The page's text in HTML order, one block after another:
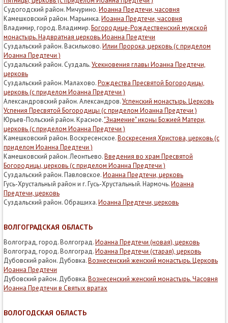
Судогодский район. Мичурино.Иоанна Предтечи, часовня
Камешковский район. Марьинка.Иоанна Предтечи, часовня
Владимир, город. Владимир.Богородице-Рождественский мужской
монастырь. Надвратная церковь Иоанна Предтечи
Суздальский район. Васильково.Илии Пророка, церковь (с приделом
Иоанна Предтечи )
Суздальский район. Суздаль.Усекновения главы Иоанна Предтечи,
церковь
Суздальский район. Малахово.Рождества Пресвятой Богородицы,
церковь (с приделом Иоанна Предтечи )
Александровский район. Александров.Успенский монастырь. Церковь
Успения Пресвятой Богородицы (с приделом Иоанна Предтечи )
Юрьев-Польский район. Красное."Знамение" иконы Божией Матери,
церковь (с приделом Иоанна Предтечи )
Камешковский район. Воскресенское.Воскресения Христова, церковь (с
приделом Иоанна Предтечи )
Камешковский район. Леонтьево.Введения во храм Пресвятой
Богородицы, церковь (с приделом Иоанна Предтечи )
Суздальский район. Павловское.Иоанна Предтечи, церковь
Гусь-Хрустальный район и г. Гусь-Хрустальный. Нармочь.Иоанна
Предтечи, церковь
Суздальский район. Обращиха.Иоанна Предтечи, церковь
ВОЛГОГРАДСКАЯ ОБЛАСТЬ
Волгоград, город. Волгоград.Иоанна Предтечи (новая), церковь
Волгоград, город. Волгоград.Иоанна Предтечи (старая), церковь
Дубовский район. Дубовка.Вознесенский женский монастырь. Церковь
Иоанна Предтечи
Дубовский район. Дубовка.Вознесенский женский монастырь. Часовня
Иоанна Предтечи в Святых вратах
ВОЛОГОДСКАЯ ОБЛАСТЬ